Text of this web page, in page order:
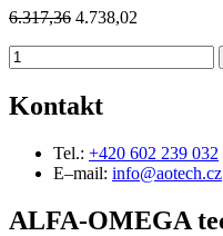
6.317,36 4.738,02
Kontakt
Tel.: +420 602 239 032
E–mail: info@aotech.cz
ALFA-OMEGA